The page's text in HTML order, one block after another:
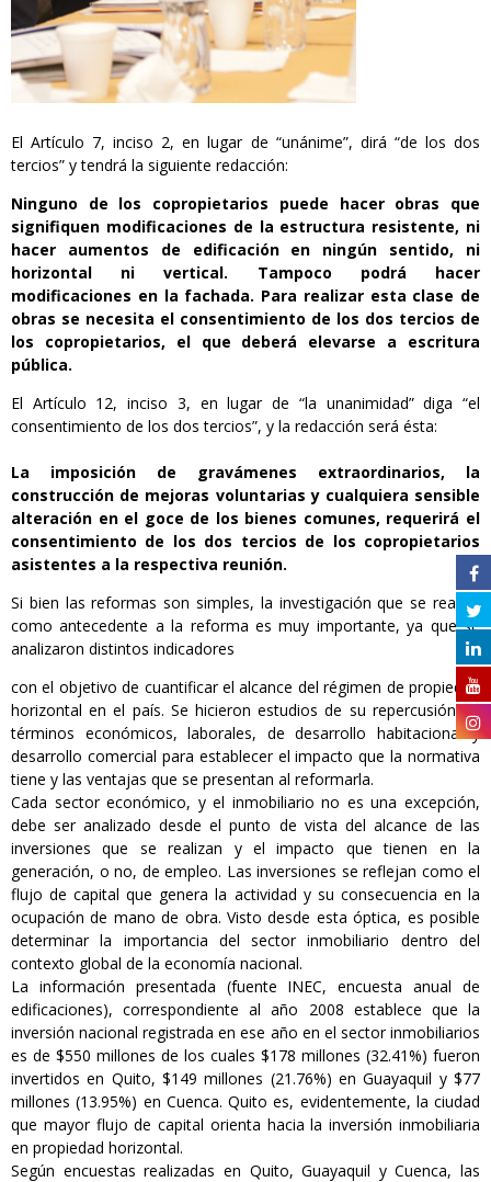
El Artículo 7, inciso 2, en lugar de “unánime”, dirá “de los dos
tercios” y tendrá la siguiente redacción:
Ninguno de los copropietarios puede hacer obras que
signifiquen modificaciones de la estructura resistente, ni
hacer aumentos de edificación en ningún sentido, ni
horizontal ni vertical. Tampoco podrá hacer
modificaciones en la fachada. Para realizar esta clase de
obras se necesita el consentimiento de los dos tercios de
los copropietarios, el que deberá elevarse a escritura
pública.
El Artículo 12, inciso 3, en lugar de “la unanimidad” diga “el
consentimiento de los dos tercios”, y la redacción será ésta:
La imposición de gravámenes extraordinarios, la
construcción de mejoras voluntarias y cualquiera sensible
alteración en el goce de los bienes comunes, requerirá el
consentimiento de los dos tercios de los copropietarios
asistentes a la respectiva reunión.
Si bien las reformas son simples, la investigación que se realizó
como antecedente a la reforma es muy importante, ya que se
analizaron distintos indicadores
con el objetivo de cuantificar el alcance del régimen de propiedad
horizontal en el país. Se hicieron estudios de su repercusión en
términos económicos, laborales, de desarrollo habitacional y
desarrollo comercial para establecer el impacto que la normativa
tiene y las ventajas que se presentan al reformarla.
Cada sector económico, y el inmobiliario no es una excepción,
debe ser analizado desde el punto de vista del alcance de las
inversiones que se realizan y el impacto que tienen en la
generación, o no, de empleo. Las inversiones se reflejan como el
flujo de capital que genera la actividad y su consecuencia en la
ocupación de mano de obra. Visto desde esta óptica, es posible
determinar la importancia del sector inmobiliario dentro del
contexto global de la economía nacional.
La información presentada (fuente INEC, encuesta anual de
edificaciones), correspondiente al año 2008 establece que la
inversión nacional registrada en ese año en el sector inmobiliarios
es de $550 millones de los cuales $178 millones (32.41%) fueron
invertidos en Quito, $149 millones (21.76%) en Guayaquil y $77
millones (13.95%) en Cuenca. Quito es, evidentemente, la ciudad
que mayor flujo de capital orienta hacia la inversión inmobiliaria
en propiedad horizontal.
Según encuestas realizadas en Quito, Guayaquil y Cuenca, las